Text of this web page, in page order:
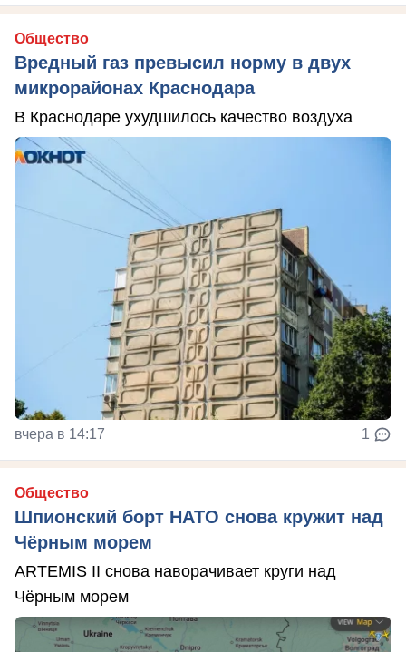
Общество
Вредный газ превысил норму в двух
микрорайонах Краснодара
В Краснодаре ухудшилось качество воздуха
вчера в 14:17 1
Общество
Шпионский борт НАТО снова кружит над
Чёрным морем
ARTEMIS II снова наворачивает круги над
Чёрным морем